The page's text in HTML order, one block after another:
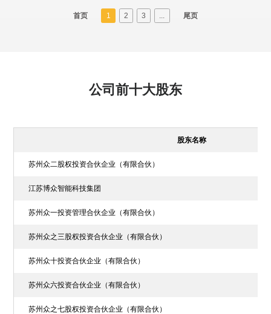
首页 1 2 3 ... 尾页
公司前十大股东
股东名称
苏州众二股权投资合伙企业（有限合伙）
江苏博众智能科技集团
苏州众一投资管理合伙企业（有限合伙）
苏州众之三股权投资合伙企业（有限合伙）
苏州众十投资合伙企业（有限合伙）
苏州众六投资合伙企业（有限合伙）
苏州众之七股权投资合伙企业（有限合伙）